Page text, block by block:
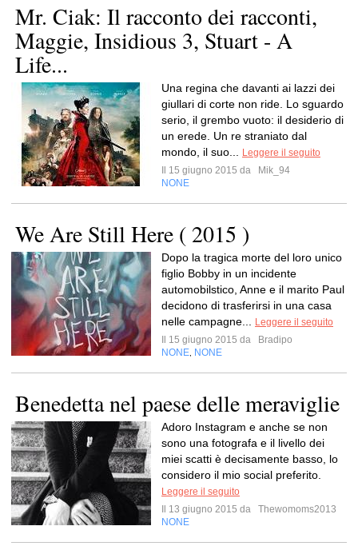
Mr. Ciak: Il racconto dei racconti,
Maggie, Insidious 3, Stuart - A
Life...
Una regina che davanti ai lazzi dei
giullari di corte non ride. Lo sguardo
serio, il grembo vuoto: il desiderio di
un erede. Un re straniato dal
mondo, il suo...
Leggere il seguito
Il 15 giugno 2015 da
Mik_94
NONE
We Are Still Here ( 2015 )
Dopo la tragica morte del loro unico
figlio Bobby in un incidente
automobilstico, Anne e il marito Paul
decidono di trasferirsi in una casa
nelle campagne...
Leggere il seguito
Il 15 giugno 2015 da
Bradipo
NONE NONE
Benedetta nel paese delle meraviglie
Adoro Instagram e anche se non
sono una fotografa e il livello dei
miei scatti è decisamente basso, lo
considero il mio social preferito.
Leggere il seguito
Il 13 giugno 2015 da
Thewomoms2013
NONE